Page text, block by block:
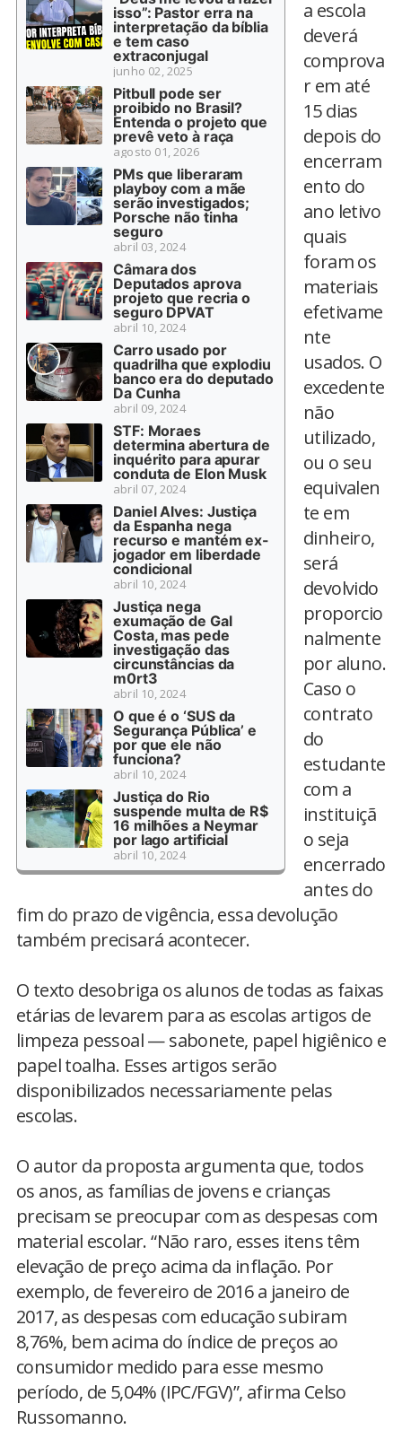
isso”: Pastor erra na
interpretação da bíblia
e tem caso
extraconjugal
junho 02, 2025
Pitbull pode ser
proibido no Brasil?
Entenda o projeto que
prevê veto à raça
agosto 01, 2026
PMs que liberaram
playboy com a mãe
serão investigados;
Porsche não tinha
seguro
abril 03, 2024
Câmara dos
Deputados aprova
projeto que recria o
seguro DPVAT
abril 10, 2024
Carro usado por
quadrilha que explodiu
banco era do deputado
Da Cunha
abril 09, 2024
STF: Moraes
determina abertura de
inquérito para apurar
conduta de Elon Musk
abril 07, 2024
Daniel Alves: Justiça
da Espanha nega
recurso e mantém ex-
jogador em liberdade
condicional
abril 10, 2024
Justiça nega
exumação de Gal
Costa, mas pede
investigação das
circunstâncias da
m0rt3
abril 10, 2024
O que é o ‘SUS da
Segurança Pública’ e
por que ele não
funciona?
abril 10, 2024
Justiça do Rio
suspende multa de R$
16 milhões a Neymar
por lago artificial
abril 10, 2024
a escola
deverá
comprova
r em até
15 dias
depois do
encerram
ento do
ano letivo
quais
foram os
materiais
efetivame
nte
usados. O
excedente
não
utilizado,
ou o seu
equivalen
te em
dinheiro,
será
devolvido
proporcio
nalmente
por aluno.
Caso o
contrato
do
estudante
com a
instituiçã
o seja
encerrado
antes do
fim do prazo de vigência, essa devolução
também precisará acontecer.
O texto desobriga os alunos de todas as faixas
etárias de levarem para as escolas artigos de
limpeza pessoal — sabonete, papel higiênico e
papel toalha. Esses artigos serão
disponibilizados necessariamente pelas
escolas.
O autor da proposta argumenta que, todos
os anos, as famílias de jovens e crianças
precisam se preocupar com as despesas com
material escolar. “Não raro, esses itens têm
elevação de preço acima da inflação. Por
exemplo, de fevereiro de 2016 a janeiro de
2017, as despesas com educação subiram
8,76%, bem acima do índice de preços ao
consumidor medido para esse mesmo
período, de 5,04% (IPC/FGV)”, afirma Celso
Russomanno.